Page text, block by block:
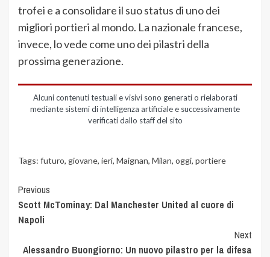
trofei e a consolidare il suo status di uno dei
migliori portieri al mondo. La nazionale francese,
invece, lo vede come uno dei pilastri della
prossima generazione.
Alcuni contenuti testuali e visivi sono generati o rielaborati
mediante sistemi di intelligenza artificiale e successivamente
verificati dallo staff del sito
Tags: futuro, giovane, ieri, Maignan, Milan, oggi, portiere
Previous
Scott McTominay: Dal Manchester United al cuore di
Napoli
Next
Alessandro Buongiorno: Un nuovo pilastro per la difesa